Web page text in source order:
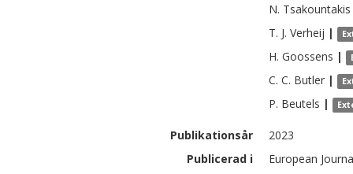
N. Tsakountakis
T. J. Verheij |
H. Goossens |
C. C. Butler |
P. Beutels |
Publikationsår
2023
Publicerad i
European